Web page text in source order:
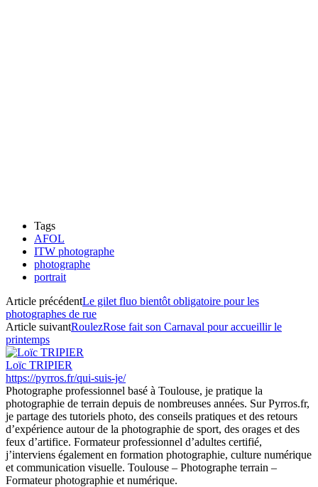
Tags
AFOL
ITW photographe
photographe
portrait
Article précédentLe gilet fluo bientôt obligatoire pour les
photographes de rue
Article suivantRoulezRose fait son Carnaval pour accueillir le
printemps
Loïc TRIPIER
https://pyrros.fr/qui-suis-je/
Photographe professionnel basé à Toulouse, je pratique la
photographie de terrain depuis de nombreuses années. Sur Pyrros.fr,
je partage des tutoriels photo, des conseils pratiques et des retours
d’expérience autour de la photographie de sport, des orages et des
feux d’artifice. Formateur professionnel d’adultes certifié,
j’interviens également en formation photographie, culture numérique
et communication visuelle. Toulouse – Photographe terrain –
Formateur photographie et numérique.